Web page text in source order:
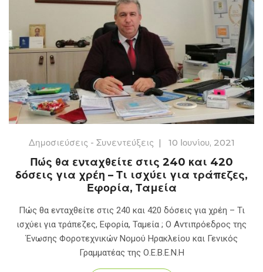
Δημοσιεύσεις - Συνεντεύξεις | 10 Ιουνίου, 2021
Πώς θα ενταχθείτε στις 240 και 420
δόσεις για χρέη – Τι ισχύει για τράπεζες,
Εφορία, Ταμεία
Πώς θα ενταχθείτε στις 240 και 420 δόσεις για χρέη – Τι
ισχύει για τράπεζες, Εφορία, Ταμεία ; Ο Αντιπρόεδρος της
Ένωσης Φοροτεχνικών Νομού Ηρακλείου και Γενικός
Γραμματέας της Ο.Ε.Β.Ε.Ν.Η